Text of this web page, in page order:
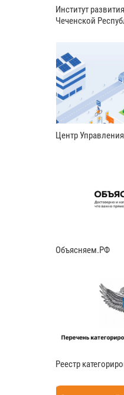
Институт
Чеченской
Центр
Объясняем.РФ
Реестр